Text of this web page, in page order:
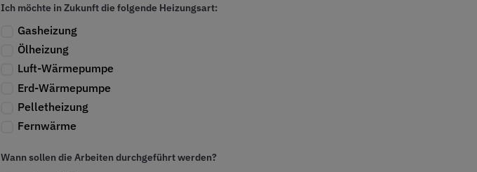
Ich möchte in Zukunft die folgende Heizungsart:
Gasheizung
Ölheizung
Luft-Wärmepumpe
Erd-Wärmepumpe
Pelletheizung
Fernwärme
Wann sollen die Arbeiten durchgeführt werden?